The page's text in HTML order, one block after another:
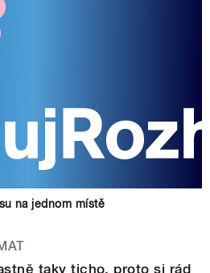
na jednom místě
taky ticho, proto si rád